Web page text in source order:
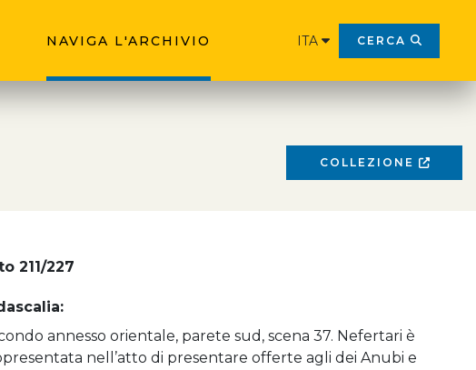
NAVIGA L'ARCHIVIO ITA CERCA
COLLEZIONE
211/227
annesso orientale, parete sud, scena 37. Nefertari è
nell’atto di presentare offerte agli dei Anubi e